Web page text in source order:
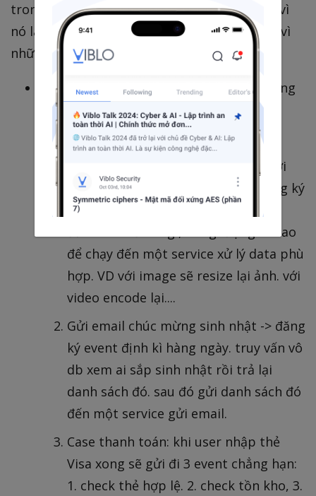
trong một ý =]] Chắc sẽ kể một số case thay vì
nó làm việc như nào, để các bạn tự research vì
những điều đó thường được viết nhiều
Xử lý image khi sau khi upload thành công
lên S3/Object stored
Sẽ đăng ký một event source từ
khi có file mới
gửi sự kiến đến Knative. từ đây đăng ký
Trigger có thể filter đc theo dữ liệu
đầu vào như file gì, dung lượng ra sao
để chạy đến một service xử lý data phù
hợp. VD với image sẽ resize lại ảnh. với
video encode lại....
Gửi email chúc mừng sinh nhật -> đăng
ký event định kì hàng ngày. truy vấn vô
db xem ai sắp sinh nhật rồi trả lại
danh sách đó. sau đó gửi danh sách đó
đến một service gửi email.
Case thanh toán: khi user nhập thẻ
Visa xong sẽ gửi đi 3 event chẳng hạn:
1. check thẻ hợp lệ. 2. check tồn kho, 3.